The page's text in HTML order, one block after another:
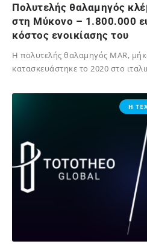
Πολυτελής θαλαμηγός
στη Μύκονο – 1.800.000
κόστος ενοικίασης του
Η πολυτελής θαλαμηγός MAR,
κατασκευάστηκε το 2020 στο
Η